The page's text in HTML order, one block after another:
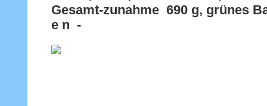
Gesamt-zunahme 690 g, grünes
e n -